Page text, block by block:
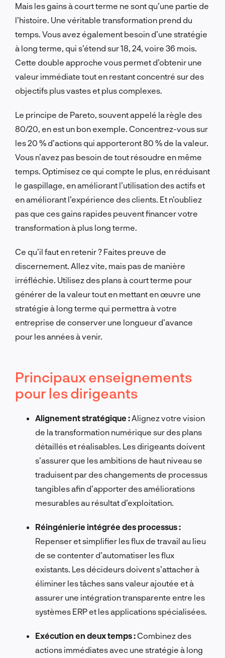
Mais les gains à court terme ne sont qu’une partie de
l’histoire. Une véritable transformation prend du
temps. Vous avez également besoin d’une stratégie
à long terme, qui s’étend sur 18, 24, voire 36 mois.
Cette double approche vous permet d’obtenir une
valeur immédiate tout en restant concentré sur des
objectifs plus vastes et plus complexes.
Le principe de Pareto, souvent appelé la règle des
80/20, en est un bon exemple. Concentrez-vous sur
les 20 % d’actions qui apporteront 80 % de la valeur.
Vous n’avez pas besoin de tout résoudre en même
temps. Optimisez ce qui compte le plus, en réduisant
le gaspillage, en améliorant l’utilisation des actifs et
en améliorant l’expérience des clients. Et n’oubliez
pas que ces gains rapides peuvent financer votre
transformation à plus long terme.
Ce qu’il faut en retenir ? Faites preuve de
discernement. Allez vite, mais pas de manière
irréfléchie. Utilisez des plans à court terme pour
générer de la valeur tout en mettant en œuvre une
stratégie à long terme qui permettra à votre
entreprise de conserver une longueur d’avance
pour les années à venir.
Principaux enseignements
pour les dirigeants
Alignement stratégique : Alignez votre vision
de la transformation numérique sur des plans
détaillés et réalisables. Les dirigeants doivent
s’assurer que les ambitions de haut niveau se
traduisent par des changements de processus
tangibles afin d’apporter des améliorations
mesurables au résultat d’exploitation.
Réingénierie intégrée des processus :
Repenser et simplifier les flux de travail au lieu
de se contenter d’automatiser les flux
existants. Les décideurs doivent s’attacher à
éliminer les tâches sans valeur ajoutée et à
assurer une intégration transparente entre les
systèmes ERP et les applications spécialisées.
Exécution en deux temps :Combinez des
actions immédiates avec une stratégie à long